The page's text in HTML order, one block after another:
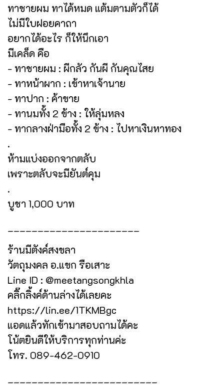
ทาชายผม ทาได้หมด แต้มตามตัวก็ได้
ไม่มีใบฝอยคาถา
อยากได้อะไร ก็ให้นึกเอา
มีเคล็ด คือ
- ทาชายผม : ผีกลัว กันผี กันคุณไสย
- ทาหน้าผาก : เข้าหาเจ้านาย
- ทาปาก : ค้าขาย
- ทานมทั้ง 2 ข้าง : ให้ลุ่มหลง
- ทากลางฝ่ามือทั้ง 2 ข้าง : ไปหาเงินหาทอง
.
ห้ามแบ่งออกจากตลับ
เพราะตลับจะมียันต์คุม
.
บูชา 1,000 บาท
ร้านมีตังค์สงขลา
วัตถุมงคล อ.แขก รือเสาะ
Line ID : @meetangsongkhla
คลิ๊กลิ้งค์ด้านล่างได้เลยคะ
https://lin.ee/1TKMBgc
แอดแล้วทักเข้ามาสอบถามได้คะ
โน้ตยินดีให้บริการทุกท่านค่ะ
โทร. 089-462-0910